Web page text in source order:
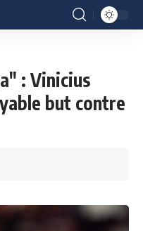
: Vinicius
but contre